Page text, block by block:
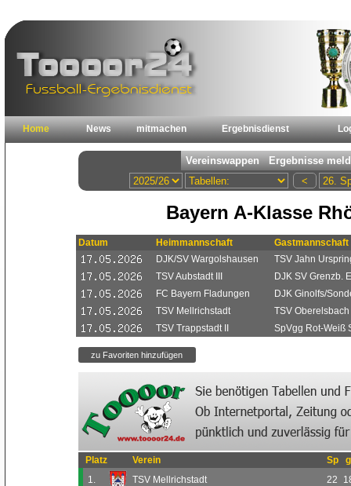
Home News mitmachen Ergebnisdienst
Bayern A-Klasse
Datum Heimmannschaft
Gastmannschaft
DJK/SV Wargolshausen
TSV Jahn
TSV Aubstadt III
DJK SV Grenzb.
FC Bayern Fladungen
DJK Ginolfs/
TSV Mellrichstadt
TSV Oberelsbach
TSV Trappstadt II
SpVgg Rot-Weiß
Platz Verein Sp
g
1.
TSV Mellrichstadt 22